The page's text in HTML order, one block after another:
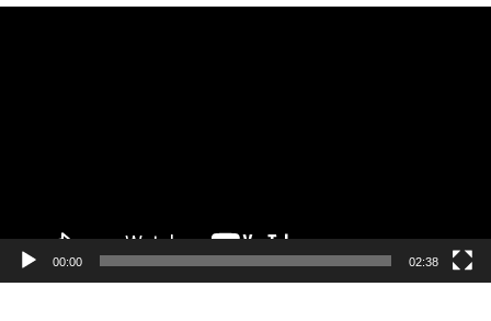
00:00 02:38